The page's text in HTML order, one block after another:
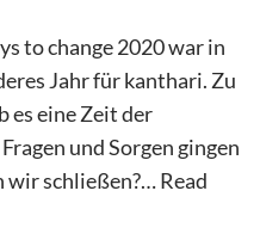
to change 2020 war in
Jahr für kanthari. Zu
es eine Zeit der
und Sorgen gingen
wir schließen?…Read